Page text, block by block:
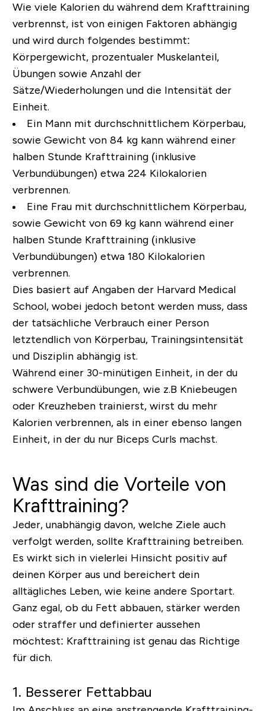
Wie viele Kalorien du während dem Krafttraining
verbrennst, ist von einigen Faktoren abhängig
und wird durch folgendes bestimmt:
Körpergewicht, prozentualer Muskelanteil,
Übungen sowie Anzahl der
Sätze/Wiederholungen und die Intensität der
Einheit.
Ein Mann mit durchschnittlichem Körperbau,
sowie Gewicht von 84 kg kann während einer
halben Stunde Krafttraining (inklusive
Verbundübungen) etwa 224 Kilokalorien
verbrennen.
Eine Frau mit durchschnittlichem Körperbau,
sowie Gewicht von 69 kg kann während einer
halben Stunde Krafttraining (inklusive
Verbundübungen) etwa 180 Kilokalorien
verbrennen.
Dies basiert auf Angaben der Harvard Medical
School, wobei jedoch betont werden muss, dass
der tatsächliche Verbrauch einer Person
letztendlich von Körperbau, Trainingsintensität
und Disziplin abhängig ist.
Während einer 30-minütigen Einheit, in der du
schwere Verbundübungen, wie z.B Kniebeugen
oder Kreuzheben trainierst, wirst du mehr
Kalorien verbrennen, als in einer ebenso langen
Einheit, in der du nur Biceps Curls machst.
Was sind die Vorteile von
Krafttraining?
Jeder, unabhängig davon, welche Ziele auch
verfolgt werden, sollte Krafttraining betreiben.
Es wirkt sich in vielerlei Hinsicht positiv auf
deinen Körper aus und bereichert dein
alltägliches Leben, wie keine andere Sportart.
Ganz egal, ob du Fett abbauen, stärker werden
oder straffer und definierter aussehen
möchtest: Krafttraining ist genau das Richtige
für dich.
1. Besserer Fettabbau